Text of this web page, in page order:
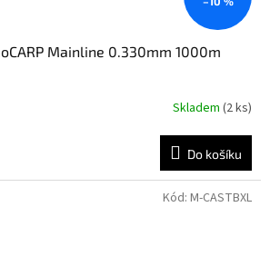
Mainline 0.330mm 1000m
Skladem (2 ks)
Do košíku
Kód: M-CASTBXL